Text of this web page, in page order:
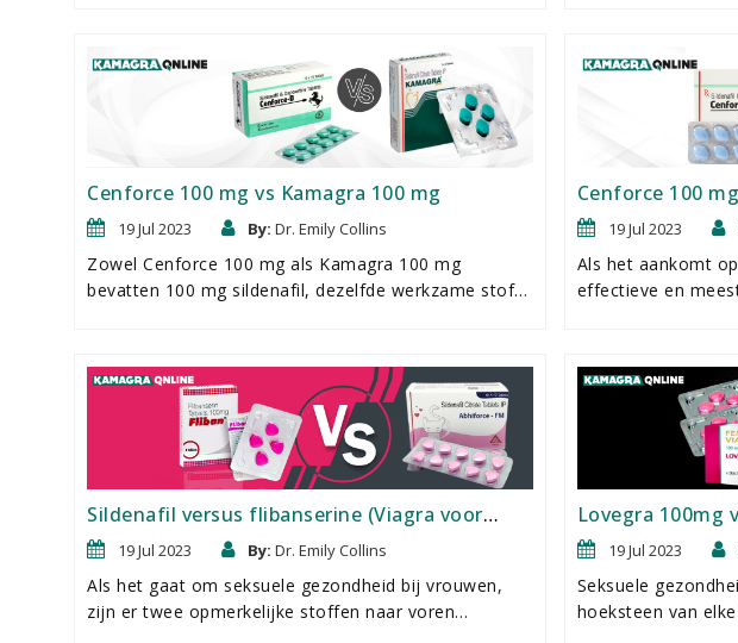
verschil tussen hen zijn de doseringssterktes en
formuleringen.
bestanddeel dat
marktleidende
de formule, de
gaat om een
biedt een
Cenforce 100 mg vs Kamagra 100 mg
19 Jul 2023 By: Dr. Emily Collins
Zowel Cenforce 100 mg als Kamagra 100 mg
bevatten 100 mg sildenafil, dezelfde werkzame stof
beschouwd worden als gelijkwaardig aan Viagra
betekent dat ze voor het grootste deel identiek zijn.
Het enige verschil tussen de twee medicijnen is het
merk en de kleur van de tabletten. Terwijl Kamagra
100 mg wordt verkocht als de kenmerkende groene
Cenforce 100
19 Jul 2023
Als het aankomt
effectieve en
generieke versie
Vidalista 20 mg is
generieke versies
net als de
verschillen die ze
Sildenafil versus flibanserine (Viagra voor
vrouwen)
19 Jul 2023 By: Dr. Emily Collins
Als het gaat om seksuele gezondheid bij vrouwen,
zijn er twee opmerkelijke stoffen naar voren
Lovegra 100mg
Vrouwen)
19 Jul 2023
Seksuele
hoeksteen van